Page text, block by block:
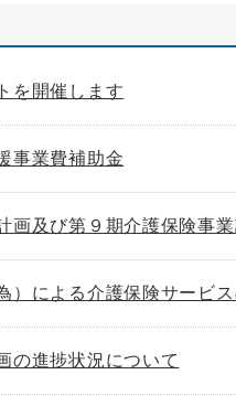
を開催します
事業費補助金
画及び第９期介護保険事
）による介護保険サービ
の進捗状況について